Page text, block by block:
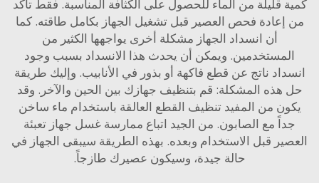
قليلة من الماء للحصول على الكثافة المناسبة. فقط تأكد
فحص العصير قبل تشغيل الجهاز بكامل طاقته. كما
أن انسداد الجهاز مشكلة أخرى يواجهها الكثير من
ويمكن أن يحدث هذا الانسداد بسبب وجود
ناتج عن قطع فاكهة أو بذور في الأنابيب. وإليك طريقة
المشكلة: قم بتنظيف جهازك بين الحين والآخر. وقد
من المفيد تنظيف القطع العالقة باستخدام ماء ساخن
مع الصابون. من الجيد اتباع ممارسة غسل جهاز تعبئة
قبل الاستخدام وبعده. بهذه الطريقة سيبقى الجهاز في
حالة جيدة، وسيكون عصيرك طازجاً.